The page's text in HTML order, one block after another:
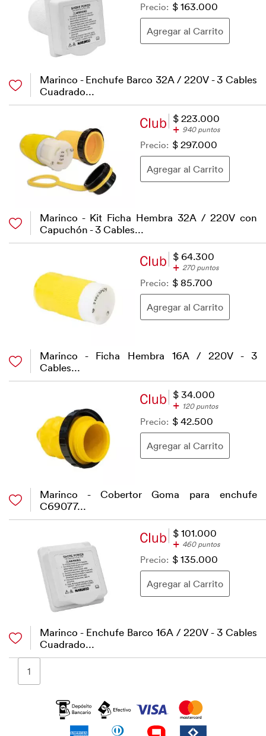
Precio: $ 163.000
Marinco - Enchufe Barco 32A / 220V - 3 Cables
Cuadrado...
$ 223.000
+ 940 puntos
Precio: $ 297.000
Marinco - Kit Ficha Hembra 32A / 220V con
Capuchón - 3 Cables...
$ 64.300
+ 270 puntos
Precio: $ 85.700
Marinco - Ficha Hembra 16A / 220V - 3
Cables...
$ 34.000
+ 120 puntos
Precio: $ 42.500
Marinco - Cobertor Goma para enchufe
C69077...
$ 101.000
+ 460 puntos
Precio: $ 135.000
Marinco - Enchufe Barco 16A / 220V - 3 Cables
Cuadrado...
1